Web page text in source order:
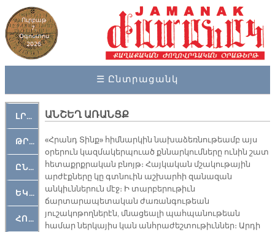
Ուրբաթ
7,
Օգոստոս
2026
☰ Ընտրացանկ
ԼՐԱՀՈՍ
ԹՐՔԱՀԱՅ ԿԵԱՆՔ
ԸՆԿԵՐԱՄՇԱԿՈՒԹԱՅԻՆ
ԵԿԵՂԵՑԱԿԱՆ
ՀՈԳԵՄՏԱՒՈՐ
ԱՆՇԵՂ ԱՌԱՆՑՔ
«Հրանդ Տինք» հիմնարկին նախաձեռնութեամբ այս
օրերուն կազմակերպուած քննարկումները ունին շատ
հետաքրքրական բնոյթ։ Հայկական մշակութային
արժէքները կը գտնուին աշխարհի զանազան
անկիւններուն մէջ։ Ի տարբերութիւն
ճարտարապետական ժառանգութեան
յուշակոթողներէն, մնացեալի պահպանութեան
համար ներկայիս կան անհրաժեշտութիւններ։ Արդի